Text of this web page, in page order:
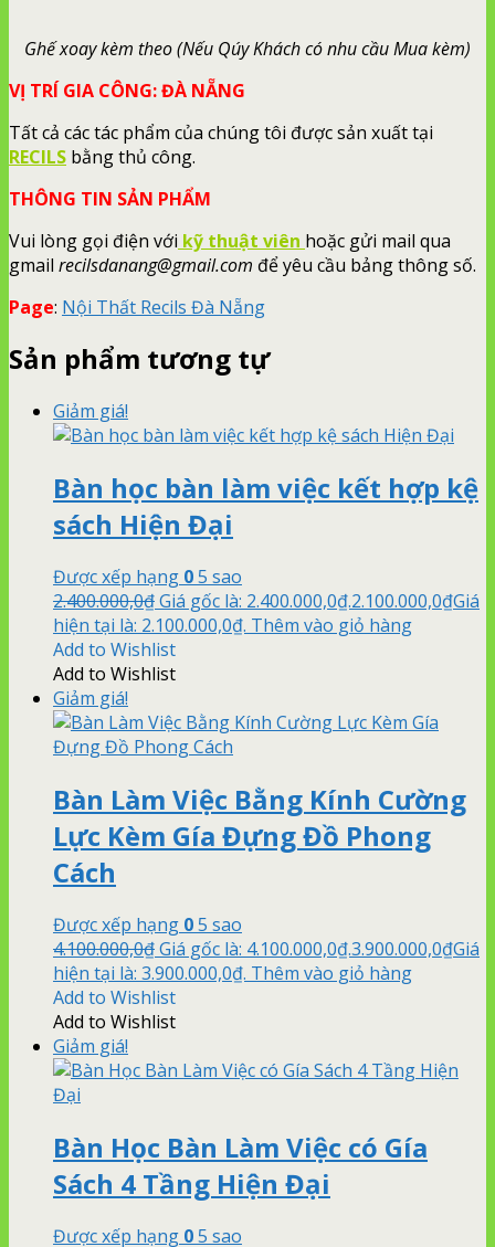
Ghế xoay kèm theo (Nếu Qúy Khách có nhu cầu Mua kèm)
VỊ TRÍ GIA CÔNG: ĐÀ NẴNG
Tất cả các tác phẩm của chúng tôi được sản xuất tại
RECILS bằng thủ công.
THÔNG TIN SẢN PHẨM
Vui lòng gọi điện với kỹ thuật viên hoặc gửi mail qua
gmail recilsdanang@gmail.com để yêu cầu bảng thông số.
Page: Nội Thất Recils Đà Nẵng
Sản phẩm tương tự
Giảm giá!
Bàn học bàn làm việc kết hợp kệ
sách Hiện Đại
Được xếp hạng 05 sao
2.400.000,0₫Giá gốc là: 2.400.000,0₫.2.100.000,0₫Giá
hiện tại là: 2.100.000,0₫. Thêm vào giỏ hàng
Add to Wishlist
Add to Wishlist
Giảm giá!
Bàn Làm Việc Bằng Kính Cường
Lực Kèm Gía Đựng Đồ Phong
Cách
Được xếp hạng 05 sao
4.100.000,0₫Giá gốc là: 4.100.000,0₫.3.900.000,0₫Giá
hiện tại là: 3.900.000,0₫. Thêm vào giỏ hàng
Add to Wishlist
Add to Wishlist
Giảm giá!
Bàn Học Bàn Làm Việc có Gía
Sách 4 Tầng Hiện Đại
Được xếp hạng 05 sao